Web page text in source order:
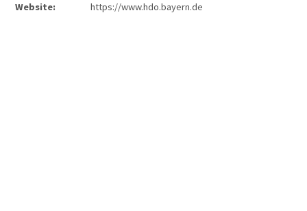
Website: https://www.hdo.bayern.de